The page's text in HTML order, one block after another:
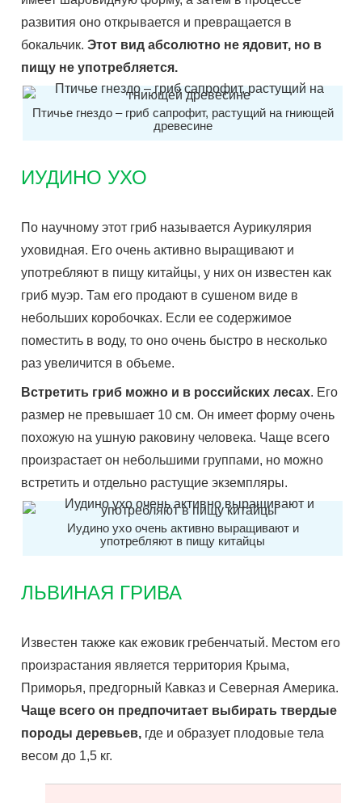
развития оно открывается и превращается в
бокальчик.Этот вид абсолютно не ядовит, но в
пищу не употребляется.
Птичье гнездо – гриб сапрофит, растущий на гниющей
древесине
ИУДИНО УХО
По научному этот гриб называется Аурикулярия
уховидная. Его очень активно выращивают и
употребляют в пищу китайцы, у них он известен как
гриб муэр. Там его продают в сушеном виде в
небольших коробочках. Если ее содержимое
поместить в воду, то оно очень быстро в несколько
раз увеличится в объеме.
Встретить гриб можно и в российских лесах. Его
размер не превышает 10 см. Он имеет форму очень
похожую на ушную раковину человека. Чаще всего
произрастает он небольшими группами, но можно
встретить и отдельно растущие экземпляры.
Иудино ухо очень активно выращивают и
употребляют в пищу китайцы
ЛЬВИНАЯ ГРИВА
Известен также как ежовик гребенчатый. Местом его
произрастания является территория Крыма,
Приморья, предгорный Кавказ и Северная Америка.
Чаще всего он предпочитает выбирать твердые
породы деревьев, где и образует плодовые тела
весом до 1,5 кг.